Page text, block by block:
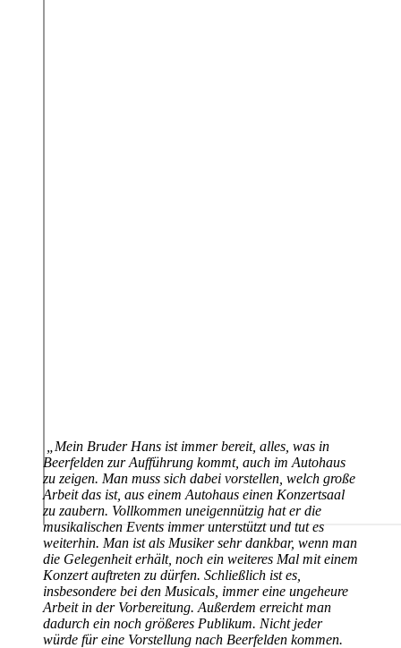
„Mein Bruder Hans ist immer bereit, alles, was in
Beerfelden zur Aufführung kommt, auch im Autohaus
zu zeigen. Man muss sich dabei vorstellen, welch große
Arbeit das ist, aus einem Autohaus einen Konzertsaal
zu zaubern. Vollkommen uneigennützig hat er die
musikalischen Events immer unterstützt und tut es
weiterhin. Man ist als Musiker sehr dankbar, wenn man
die Gelegenheit erhält, noch ein weiteres Mal mit einem
Konzert auftreten zu dürfen. Schließlich ist es,
insbesondere bei den Musicals, immer eine ungeheure
Arbeit in der Vorbereitung. Außerdem erreicht man
dadurch ein noch größeres Publikum. Nicht jeder
würde für eine Vorstellung nach Beerfelden kommen.